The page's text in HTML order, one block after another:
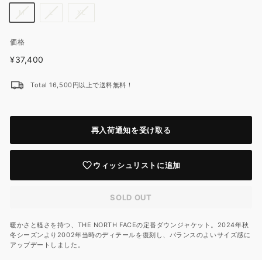
M L XL
価格
定
¥37,400
Total 16,500円以上で送料無料！
再入荷通知を受け取る
ウィッシュリストに追加
SOLD OUT
暖かさと軽さを持つ、THE NORTH FACEの定番ダウンジャケット。2024年秋
冬シーズンより2002年当時のディテールを復刻し、バランスのよいサイズ感に
アップデートしました。